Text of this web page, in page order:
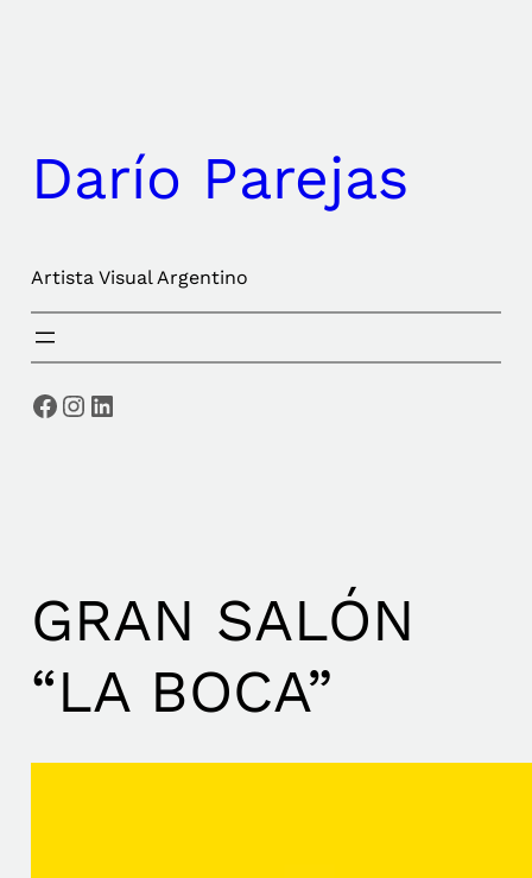
Darío Parejas
Artista Visual Argentino
Facebook Instagram LinkedIn
GRAN SALÓN
“LA BOCA”